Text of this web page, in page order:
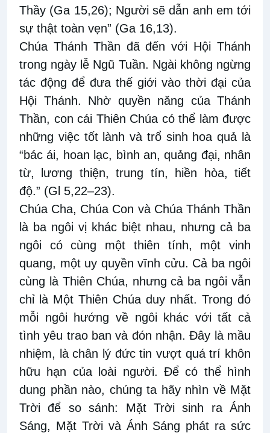
Thầy (Ga 15,26); Người sẽ dẫn anh em tới
sự thật toàn vẹn” (Ga 16,13).
Chúa Thánh Thần đã đến với Hội Thánh
trong ngày lễ Ngũ Tuần. Ngài không ngừng
tác động để đưa thế giới vào thời đại của
Hội Thánh. Nhờ quyền năng của Thánh
Thần, con cái Thiên Chúa có thể làm được
những việc tốt lành và trổ sinh hoa quả là
“bác ái, hoan lạc, bình an, quảng đại, nhân
từ, lương thiện, trung tín, hiền hòa, tiết
độ.” (Gl 5,22–23).
Chúa Cha, Chúa Con và Chúa Thánh Thần
là ba ngôi vị khác biệt nhau, nhưng cả ba
ngôi có cùng một thiên tính, một vinh
quang, một uy quyền vĩnh cửu. Cả ba ngôi
cùng là Thiên Chúa, nhưng cả ba ngôi vẫn
chỉ là Một Thiên Chúa duy nhất. Trong đó
mỗi ngôi hướng về ngôi khác với tất cả
tình yêu trao ban và đón nhận. Đây là mầu
nhiệm, là chân lý đức tin vượt quá trí khôn
hữu hạn của loài người. Để có thể hình
dung phần nào, chúng ta hãy nhìn về Mặt
Trời để so sánh: Mặt Trời sinh ra Ánh
Sáng, Mặt Trời và Ánh Sáng phát ra sức